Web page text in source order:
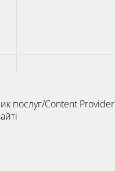
послуг/Content Provider